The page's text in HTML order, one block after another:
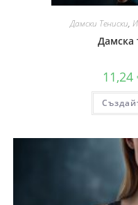
Дамски Тениски,
Дамска
11,24